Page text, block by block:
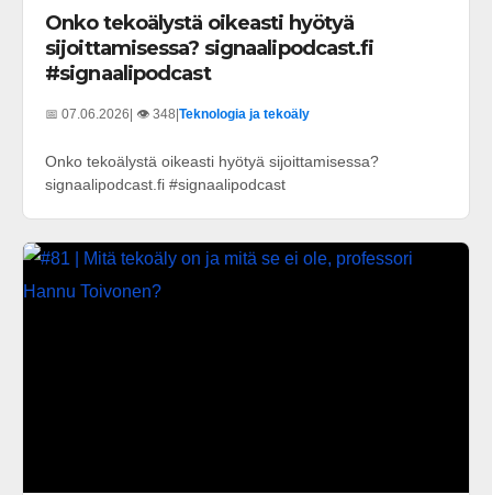
Onko tekoälystä oikeasti hyötyä
sijoittamisessa? signaalipodcast.fi
#signaalipodcast
📅 07.06.2026 | 👁️ 348 Teknologia ja tekoäly
Onko tekoälystä oikeasti hyötyä sijoittamisessa?
signaalipodcast.fi #signaalipodcast